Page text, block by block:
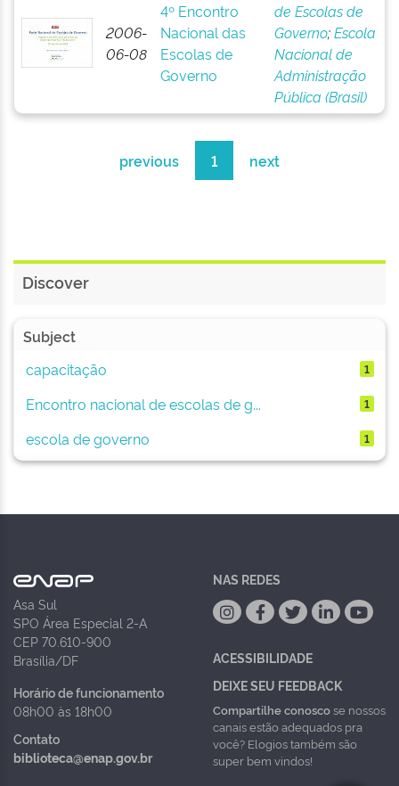
2006-
06-08
4º Encontro
Nacional das
Escolas de
Governo
de Escolas de
Governo;Escola
Nacional de
Administração
Pública (Brasil)
previous 1 next
Discover
Subject
capacitação
1
Encontro nacional de escolas de g... 1
escola de governo 1
Asa Sul
SPO Área Especial 2-A
CEP 70.610-900
Brasília/DF
Horário de funcionamento
08h00 às 18h00
Contato
biblioteca@enap.gov.br
NAS REDES
ACESSIBILIDADE
DEIXE SEU FEEDBACK
Compartilhe conoscose nossos
canais estão adequados pra
você? Elogios também são
super bem vindos!